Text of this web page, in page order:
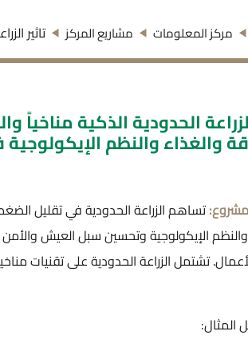
مركز المعلومات مشاريع المركز تاثير
الحدودية الذكية مناخياً
والغذاء والنظم
تساهم الزراعة الحدودية في تقليل
والنظم الإيكولوجية وتحسين سبل العيش
تشتمل الزراعة الحدودية على تقنيات
المثال: